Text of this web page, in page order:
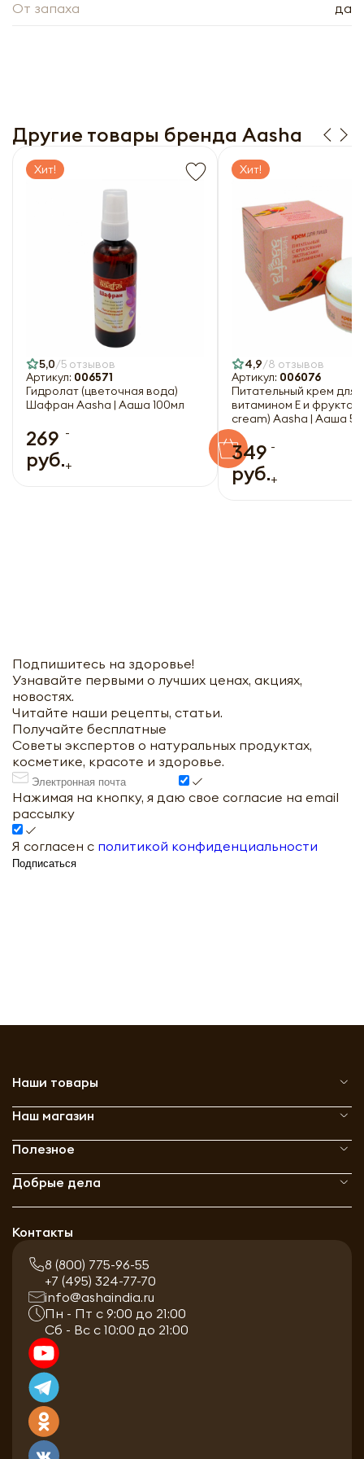
От запаха да
Другие товары бренда Aasha
Хит!
5,0 5 отзывов
Артикул: 006571
Гидролат (цветочная вода)
Шафран Aasha | Ааша 100мл
269
руб.
-
+
Хит!
4,9 8 отзывов
Артикул: 006076
Питательный крем для
витамином Е и
cream) Aasha | Ааша
349
руб.
-
+
Подпишитесь на здоровье!
Узнавайте первыми о лучших ценах, акциях,
новостях.
Читайте наши рецепты, статьи.
Получайте бесплатные
Советы экспертов о натуральных продуктах,
косметике, красоте и здоровье.
Нажимая на кнопку, я даю свое согласие на email
рассылку
Я согласен с политикой конфиденциальности
Подписаться
Наши товары
Наш магазин
Полезное
Добрые дела
Контакты
8 (800) 775-96-55
+7 (495) 324-77-70
info@ashaindia.ru
Пн - Пт с 9:00 до 21:00
Сб - Вс с 10:00 до 21:00